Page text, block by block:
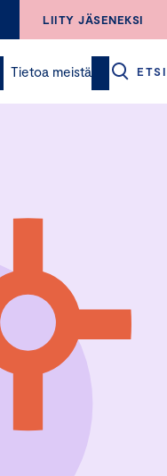
LIITY JÄSENEKSI
Tietoa meistä ETSI